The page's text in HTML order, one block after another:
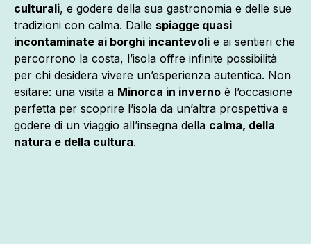
culturali, e godere della sua gastronomia e delle sue
tradizioni con calma. Dalle spiagge quasi
incontaminate ai borghi incantevoli e ai sentieri che
percorrono la costa, l’isola offre infinite possibilità
per chi desidera vivere un’esperienza autentica. Non
esitare: una visita a Minorca in inverno è l’occasione
perfetta per scoprire l’isola da un’altra prospettiva e
godere di un viaggio all’insegna della calma, della
natura e della cultura.